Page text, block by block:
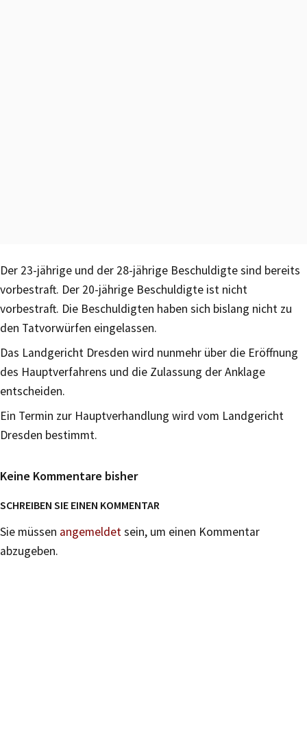
Der 23-jährige und der 28-jährige Beschuldigte sind bereits
vorbestraft. Der 20-jährige Beschuldigte ist nicht
vorbestraft. Die Beschuldigten haben sich bislang nicht zu
den Tatvorwürfen eingelassen.
Das Landgericht Dresden wird nunmehr über die Eröffnung
des Hauptverfahrens und die Zulassung der Anklage
entscheiden.
Ein Termin zur Hauptverhandlung wird vom Landgericht
Dresden bestimmt.
Keine Kommentare bisher
SCHREIBEN SIE EINEN KOMMENTAR
Sie müssen angemeldetsein, um einen Kommentar
abzugeben.